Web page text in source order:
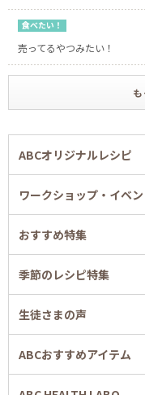
食べたい！
売ってるやつみたい！
ABCオリジナルレシピ
ワークショップ・イベ
おすすめ特集
季節のレシピ特集
生徒さまの声
ABCおすすめアイテム